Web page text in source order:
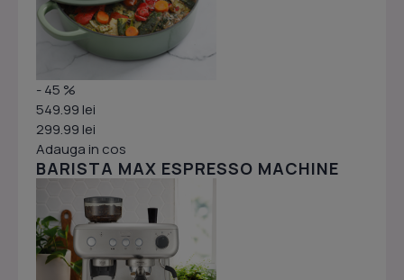
- 45 %
549.99 lei
299.99 lei
Adauga in cos
BARISTA MAX ESPRESSO MACHINE